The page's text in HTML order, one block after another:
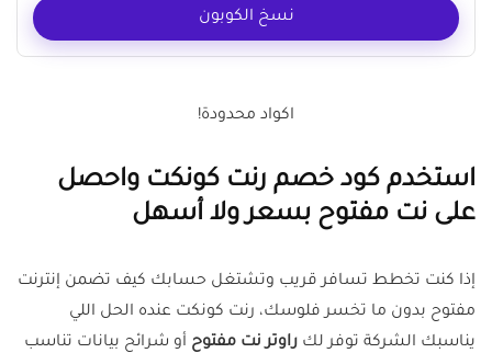
نسخ الكوبون
اكواد محدودة!
استخدم كود خصم رنت كونكت واحصل
على نت مفتوح بسعر ولا أسهل
إذا كنت تخطط تسافر قريب وتشتغل حسابك كيف تضمن إنترنت
مفتوح بدون ما تخسر فلوسك، رنت كونكت عنده الحل اللي
يناسبك الشركة توفر لك راوتر نت مفتوح أو شرائح بيانات تناسب